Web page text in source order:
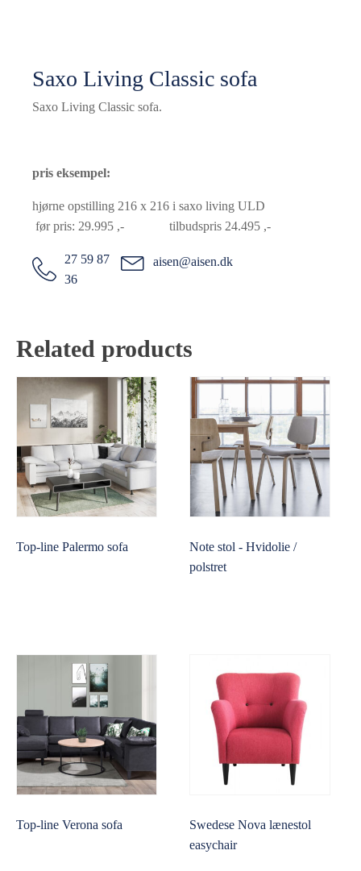
Saxo Living Classic sofa
Saxo Living Classic sofa.
pris eksempel:
hjørne opstilling 216 x 216 i saxo living ULD
før pris: 29.995 ,- tilbudspris 24.495 ,-
27 59 87
36
aisen@aisen.dk
Related products
Top-line Palermo sofa
Note stol - Hvidolie /
polstret
Top-line Verona sofa
Swedese Nova lænestol
easychair